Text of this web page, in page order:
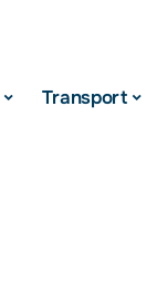
Transport